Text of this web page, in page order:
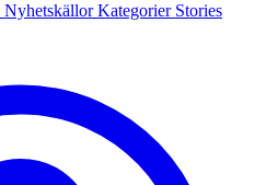
NyhetskällorKategorier Stories